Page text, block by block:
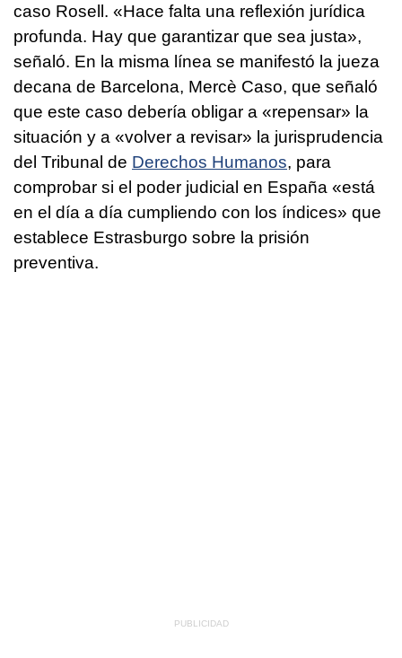
caso Rosell. «Hace falta una reflexión jurídica
profunda. Hay que garantizar que sea justa»,
señaló. En la misma línea se manifestó la jueza
decana de Barcelona, Mercè Caso, que señaló
que este caso debería obligar a «repensar» la
situación y a «volver a revisar» la jurisprudencia
del Tribunal de Derechos Humanos, para
comprobar si el poder judicial en España «está
en el día a día cumpliendo con los índices» que
establece Estrasburgo sobre la prisión
preventiva.